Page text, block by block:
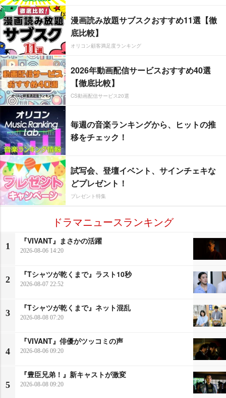
漫画読み放題サブスクおすすめ11選【徹
底比較】
オリコン顧客満足度ランキング
2026年動画配信サービスおすすめ40選
【徹底比較】
CS動画配信サービス20選
毎週の音楽ランキングから、ヒットの推
移をチェック！
試写会、登壇イベント、サインチェキな
どプレゼント！
プレゼント特集
ドラマニュースランキング
1
『VIVANT』まさかの活躍
2026-08-06 14:20
2
『Tシャツが乾くまで』ラスト10秒
2026-08-07 22:52
3
『Tシャツが乾くまで』ネット混乱
2026-08-08 07:20
4
『VIVANT』俳優がツッコミの声
2026-08-06 09:20
5
『豊臣兄弟！』新キャストが激変
2026-08-08 09:20